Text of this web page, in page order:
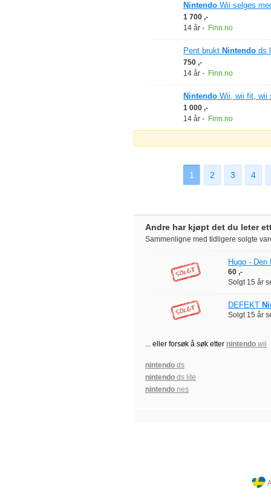
Andre har kjøpt det du leter
Sammenligne med tidligere solgte
Hugo - Den
60 ,-
Solgt 15 år
DEFEKT
Solgt 15 år
... eller forsøk å søk etter nintendo wii
nintendo ds
nintendo ds lite
nintendo nes
Nintendo Wii selges
1 700 ,-
14 år - Finn.no
Pent brukt Nintendo ds
750 ,-
14 år - Finn.no
Nintendo Wii, wii fit, wii
1 000 ,-
14 år - Finn.no
1 2 3 4